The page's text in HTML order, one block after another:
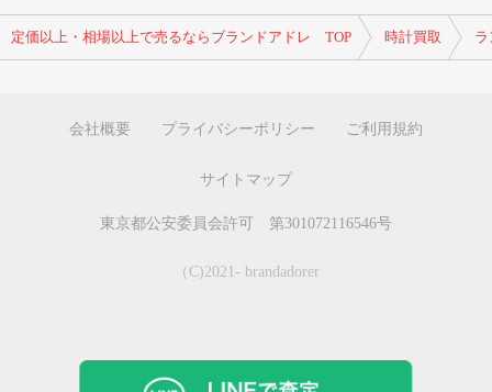
定価以上・相場以上で売るならブランドアドレ TOP 時計買取
会社概要 プライバシーポリシー ご利用規約
サイトマップ
東京都公安委員会許可 第301072116546号
（C)2021- brandadorer